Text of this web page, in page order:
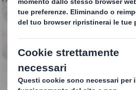
Distruzione di
documenti
archivi